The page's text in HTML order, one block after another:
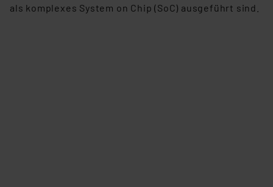
als komplexes System on Chip (SoC) ausgeführt sind.